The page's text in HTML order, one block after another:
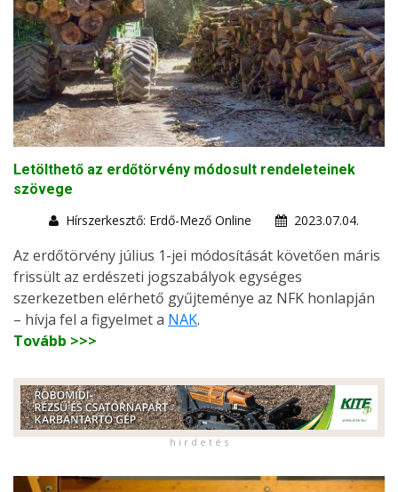
Letölthető az erdőtörvény módosult rendeleteinek
szövege
Hírszerkesztő: Erdő-Mező Online
2023.07.04.
Az erdőtörvény július 1-jei módosítását követően máris
frissült az erdészeti jogszabályok egységes
szerkezetben elérhető gyűjteménye az NFK honlapján
– hívja fel a figyelmet a NAK.
Tovább >>>
h i r d e t é s